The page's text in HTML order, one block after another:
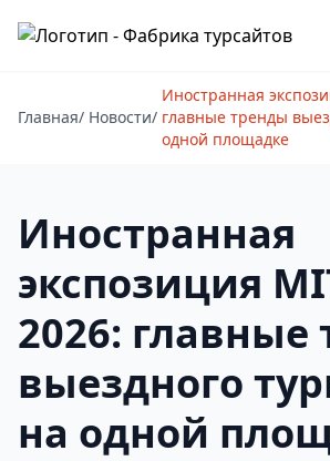
Главная/ Новости/
Иностранная
главные тренды
одной площадке
Иностранная
экспозиция
2026: главные
выездного
на одной